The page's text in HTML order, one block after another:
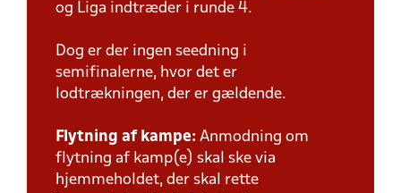
og Liga indtræder i runde 4.
Dog er der ingen seedning i
semifinalerne, hvor det er
lodtrækningen, der er gældende.
Flytning af kampe: Anmodning om
flytning af kamp(e) skal ske via
hjemmeholdet, der skal rette